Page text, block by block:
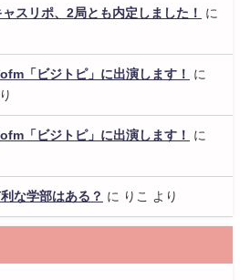
スリポ、2局とも内定しました！
に
「ビジトピ」に出演します！
に
「ビジトピ」に出演します！
に
な学部はある？ に りこ より